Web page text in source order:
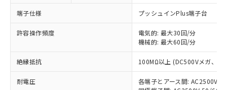
端子仕様 プッシュインPlus端子台
許容操作頻度
電気的: 最大30回/分
機械的: 最大60回/分
絶縁抵抗 100MΩ以上 (DC500Vメガ、点
耐電圧
各端子とアース間: AC2500V
本サービスは、当社制御機器事業取扱
商品の当社在庫状況および標準価格
(税抜)を提供させていただくもので
当社制御機器事業取扱商品の中には、
本サービスの対象外となる商品もある
ことをご了承ください。
調査・確認中：EU RoHS指令（10物質）の
非含有の対応状況を調査中または確認中の
商品です。
非該当品：ライセンス料など無形物で、有
害物質有無と関係のない商品です。
仕入先様の事情により、非含有部品として
いたものが、含有品と判明した場合などや
「○」：最大均質材料含有率が中国RoHSの
「×」：最大均質材料含有率が中国RoHSの
基準値を超えていることを示します。
当社は、これら貴社製品のうち、外国